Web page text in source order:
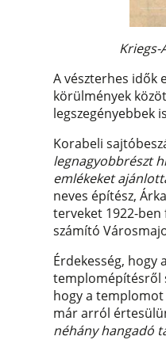
Kriegs-
A vészterhes idők
körülmények
legszegényebbek
Korabeli
legnagyobbrészt
emlékeket
neves építész,
terveket 1922-
számító
Érdekesség, hogy
templomépítésről
hogy a templomot
már arról
néhány hangadó